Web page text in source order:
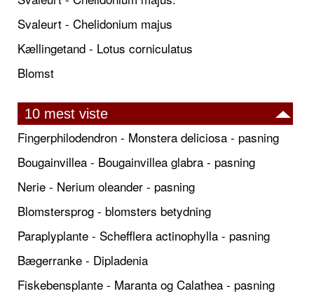
Svaleurt - Chelidonium majus
Kællingetand - Lotus corniculatus
Blomst
10 mest viste
Fingerphilodendron - Monstera deliciosa - pasning
Bougainvillea - Bougainvillea glabra - pasning
Nerie - Nerium oleander - pasning
Blomstersprog - blomsters betydning
Paraplyplante - Schefflera actinophylla - pasning
Bægerranke - Dipladenia
Fiskebensplante - Maranta og Calathea - pasning